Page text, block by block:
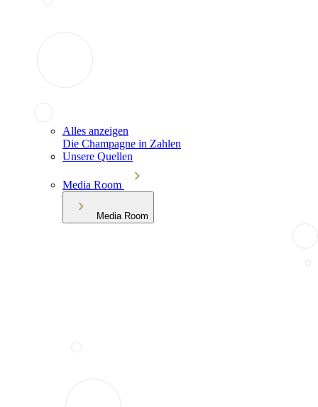
Alles anzeigen
Die Champagne in Zahlen
Unsere Quellen
Media Room
Media Room